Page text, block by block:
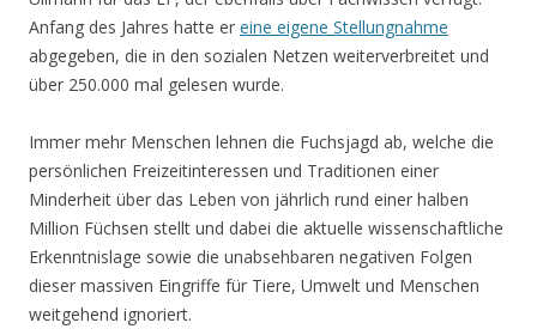
Anfang des Jahres hatte er eine eigene Stellungnahme
abgegeben, die in den sozialen Netzen weiterverbreitet und
über 250.000 mal gelesen wurde.
Immer mehr Menschen lehnen die Fuchsjagd ab, welche die
persönlichen Freizeitinteressen und Traditionen einer
Minderheit über das Leben von jährlich rund einer halben
Million Füchsen stellt und dabei die aktuelle wissenschaftliche
Erkenntnislage sowie die unabsehbaren negativen Folgen
dieser massiven Eingriffe für Tiere, Umwelt und Menschen
weitgehend ignoriert.